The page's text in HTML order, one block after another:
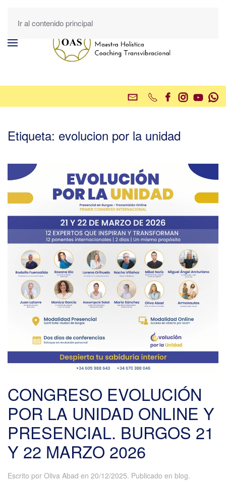
Ir al contenido principal
Etiqueta: evolucion por la unidad
CONGRESO EVOLUCIÓN
POR LA UNIDAD ONLINE Y
PRESENCIAL. BURGOS 21
Y 22 MARZO 2026
Escrito por Oliva Abad en 20/12/2025. Publicado en blog.